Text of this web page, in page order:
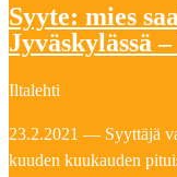
Syyte: mies
Jyväskylässä
Iltalehti
23.2.2021 — Syyttäjä
kuuden kuukauden